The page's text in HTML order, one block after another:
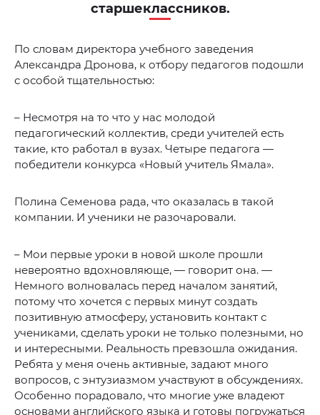
старшеклассников.
По словам директора учебного заведения
Александра Дронова, к отбору педагогов подошли
с особой тщательностью:
– Несмотря на то что у нас молодой
педагогический коллектив, среди учителей есть
такие, кто работал в вузах. Четыре педагога —
победители конкурса «Новый учитель Ямала».
Полина Семенова рада, что оказалась в такой
компании. И ученики не разочаровали.
– Мои первые уроки в новой школе прошли
невероятно вдохновляюще, — говорит она. —
Немного волновалась перед началом занятий,
потому что хочется с первых минут создать
позитивную атмосферу, установить контакт с
учениками, сделать уроки не только полезными, но
и интересными. Реальность превзошла ожидания.
Ребята у меня очень активные, задают много
вопросов, с энтузиазмом участвуют в обсуждениях.
Особенно порадовало, что многие уже владеют
основами английского языка и готовы погружаться